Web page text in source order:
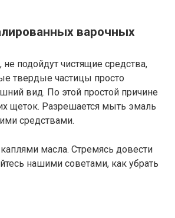
варочных
подойдут чистящие средства,
твердые частицы просто
вид. По этой простой причине
щеток. Разрешается мыть эмаль
средствами.
масла. Стремясь довести
нашими советами, как убрать